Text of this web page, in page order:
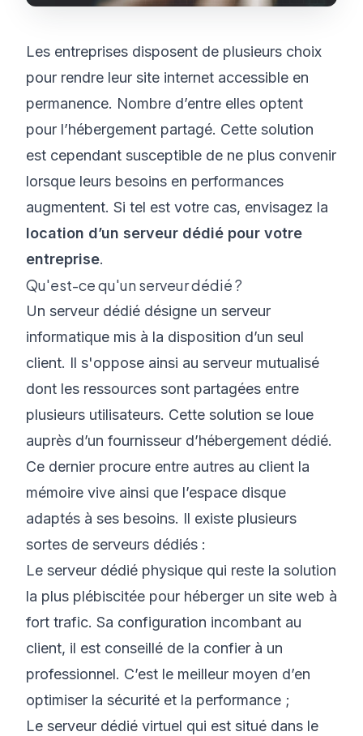
Les entreprises disposent de plusieurs choix
pour rendre leur site internet accessible en
permanence. Nombre d’entre elles optent
pour l’hébergement partagé. Cette solution
est cependant susceptible de ne plus convenir
lorsque leurs besoins en performances
augmentent. Si tel est votre cas, envisagez la
location d’un serveur dédié pour votre
entreprise.
Qu'est-ce qu'un serveur dédié ?
Un serveur dédié désigne un serveur
informatique mis à la disposition d’un seul
client. Il s'oppose ainsi au serveur mutualisé
dont les ressources sont partagées entre
plusieurs utilisateurs. Cette solution se loue
auprès d’un fournisseur d’hébergement dédié.
Ce dernier procure entre autres au client la
mémoire vive ainsi que l’espace disque
adaptés à ses besoins. Il existe plusieurs
sortes de serveurs dédiés :
Le serveur dédié physique qui reste la solution
la plus plébiscitée pour héberger un site web à
fort trafic. Sa configuration incombant au
client, il est conseillé de la confier à un
professionnel. C’est le meilleur moyen d’en
optimiser la sécurité et la performance ;
Le serveur dédié virtuel qui est situé dans le